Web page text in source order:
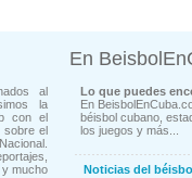
al
la
con el
sobre el
y mucho
En
Lo que puedes
En
béisbol cubano,
los juegos y más...
Noticias del